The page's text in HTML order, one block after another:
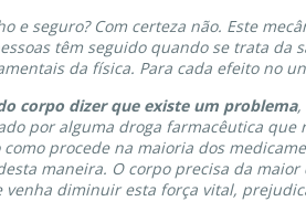
e seguro? Com certeza não. Este
têm seguido quando se trata da
da física. Para cada efeito no
corpo dizer que existe um problema,
por alguma droga farmacêutica
procede na maioria dos
maneira. O corpo precisa da
diminuir esta força vital,